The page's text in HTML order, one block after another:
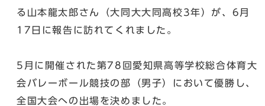
る山本龍太郎さん（大同大大同高校3年）が、6月
17日に報告に訪れてくれました。
5月に開催された第78回愛知県高等学校総合体育大
会バレーボール競技の部（男子）において優勝し、
全国大会への出場を決めました。